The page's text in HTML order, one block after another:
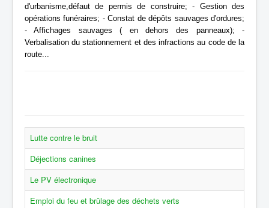
d'urbanisme,défaut de permis de construire;
- Gestion des
opérations funéraires; - Constat de dépôts sauvages d'ordures;
- Affichages sauvages ( en dehors des panneaux);
-
Verbalisation du stationnement et des infractions au code de la
route...
Lutte contre le bruit
Déjections canines
Le PV électronique
Emploi du feu et brûlage des déchets verts